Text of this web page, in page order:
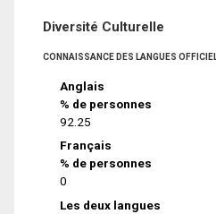
Diversité Culturelle
CONNAISSANCE DES LANGUES
Anglais
% de personnes
92.25
Français
% de personnes
0
Les deux langues